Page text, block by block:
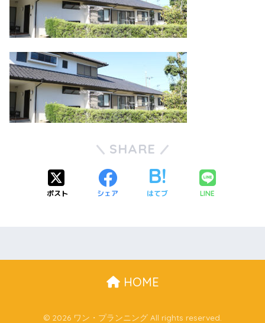
SHARE
ポスト シェア はてブ LINE
HOME
© 2026 ワン・プランニング All rights reserved.